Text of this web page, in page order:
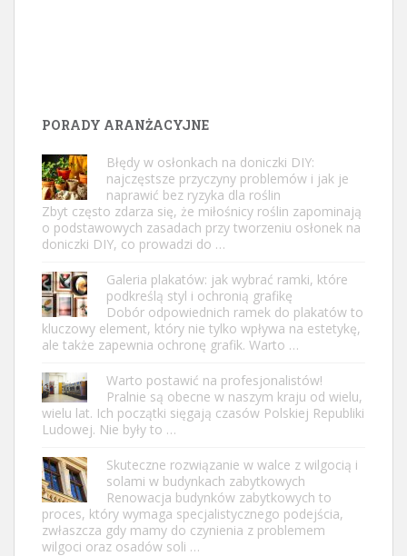
PORADY ARANŻACYJNE
Błędy w osłonkach na doniczki DIY:
najczęstsze przyczyny problemów i jak je
naprawić bez ryzyka dla roślin
Zbyt często zdarza się, że miłośnicy roślin zapominają
o podstawowych zasadach przy tworzeniu osłonek na
doniczki DIY, co prowadzi do …
Galeria plakatów: jak wybrać ramki, które
podkreślą styl i ochronią grafikę
Dobór odpowiednich ramek do plakatów to
kluczowy element, który nie tylko wpływa na estetykę,
ale także zapewnia ochronę grafik. Warto …
Warto postawić na profesjonalistów!
Pralnie są obecne w naszym kraju od wielu,
wielu lat. Ich początki sięgają czasów Polskiej Republiki
Ludowej. Nie były to …
Skuteczne rozwiązanie w walce z wilgocią i
solami w budynkach zabytkowych
Renowacja budynków zabytkowych to
proces, który wymaga specjalistycznego podejścia,
zwłaszcza gdy mamy do czynienia z problemem
wilgoci oraz osadów soli …